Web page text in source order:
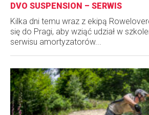
DVO SUSPENSION – SERWIS
Kilka dni temu wraz z ekipą
się do Pragi, aby wziąć udział w
serwisu amortyzatorów...